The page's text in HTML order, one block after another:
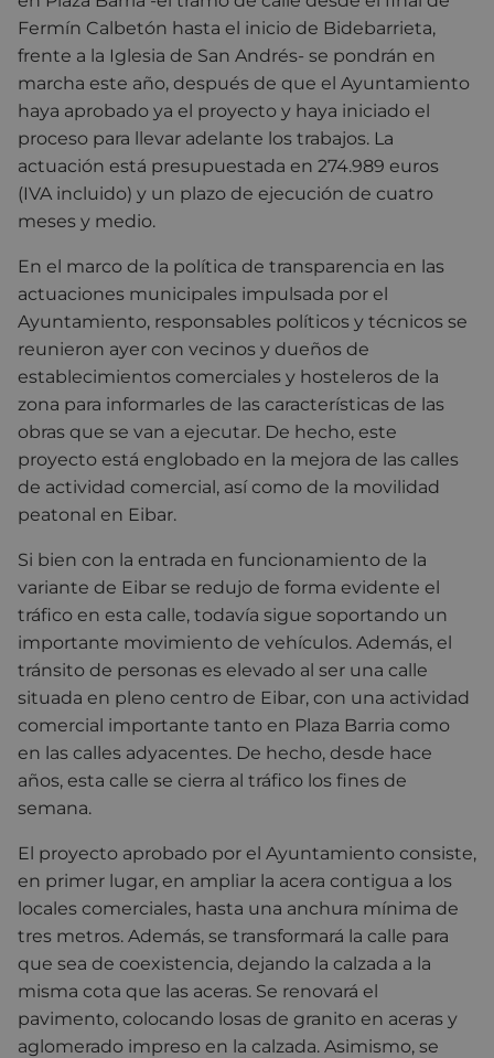
Fermín Calbetón hasta el inicio de Bidebarrieta,
frente a la Iglesia de San Andrés- se pondrán en
marcha este año, después de que el Ayuntamiento
haya aprobado ya el proyecto y haya iniciado el
proceso para llevar adelante los trabajos. La
actuación está presupuestada en 274.989 euros
(IVA incluido) y un plazo de ejecución de cuatro
meses y medio.
En el marco de la política de transparencia en las
actuaciones municipales impulsada por el
Ayuntamiento, responsables políticos y técnicos se
reunieron ayer con vecinos y dueños de
establecimientos comerciales y hosteleros de la
zona para informarles de las características de las
obras que se van a ejecutar. De hecho, este
proyecto está englobado en la mejora de las calles
de actividad comercial, así como de la movilidad
peatonal en Eibar.
Si bien con la entrada en funcionamiento de la
variante de Eibar se redujo de forma evidente el
tráfico en esta calle, todavía sigue soportando un
importante movimiento de vehículos. Además, el
tránsito de personas es elevado al ser una calle
situada en pleno centro de Eibar, con una actividad
comercial importante tanto en Plaza Barria como
en las calles adyacentes. De hecho, desde hace
años, esta calle se cierra al tráfico los fines de
semana.
El proyecto aprobado por el Ayuntamiento consiste,
en primer lugar, en ampliar la acera contigua a los
locales comerciales, hasta una anchura mínima de
tres metros. Además, se transformará la calle para
que sea de coexistencia, dejando la calzada a la
misma cota que las aceras. Se renovará el
pavimento, colocando losas de granito en aceras y
aglomerado impreso en la calzada. Asimismo, se